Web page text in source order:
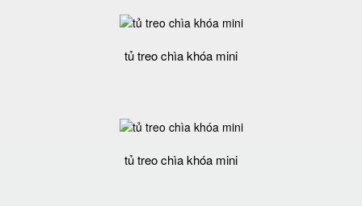
tủ treo chìa khóa mini
tủ treo chìa khóa mini